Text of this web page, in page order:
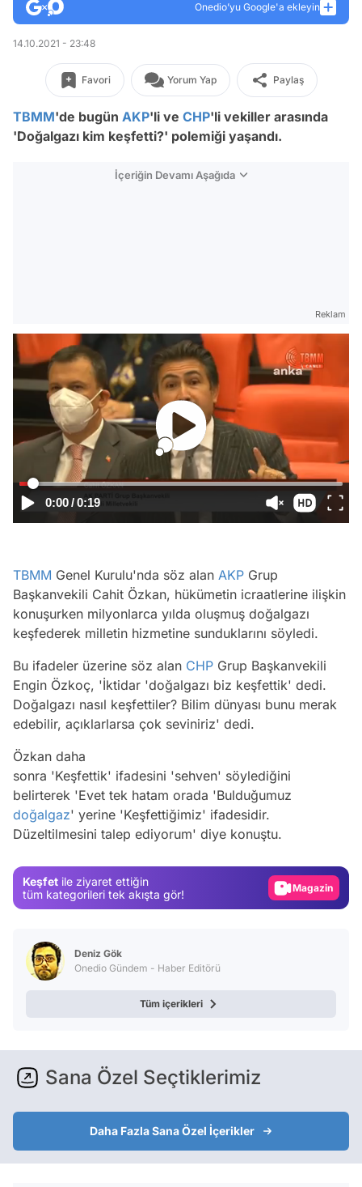
Onedio’yu Google'a ekleyin
14.10.2021 - 23:48
Favori Yorum Yap Paylaş
TBMM'de bugün AKP'li ve CHP'li vekiller arasında
'Doğalgazı kim keşfetti?' polemiği yaşandı.
İçeriğin Devamı Aşağıda
Reklam
0:00/0:19
TBMM Genel Kurulu'nda söz alan AKP Grup
Başkanvekili Cahit Özkan, hükümetin icraatlerine ilişkin
konuşurken milyonlarca yılda oluşmuş doğalgazı
keşfederek milletin hizmetine sunduklarını söyledi.
Bu ifadeler üzerine söz alan CHP Grup Başkanvekili
Engin Özkoç, 'İktidar 'doğalgazı biz keşfettik' dedi.
Doğalgazı nasıl keşfettiler? Bilim dünyası bunu merak
edebilir, açıklarlarsa çok seviniriz' dedi.
Özkan daha
sonra 'Keşfettik' ifadesini 'sehven' söylediğini
belirterek 'Evet tek hatam orada 'Bulduğumuz
doğalgaz' yerine 'Keşfettiğimiz' ifadesidir.
Düzeltilmesini talep ediyorum' diye konuştu.
Keşfet ile ziyaret ettiğin
tüm kategorileri tek akışta gör!
Magazin
Deniz Gök
Onedio Gündem - Haber Editörü
Tüm içerikleri
Sana Özel Seçtiklerimiz
Daha Fazla Sana Özel İçerikler